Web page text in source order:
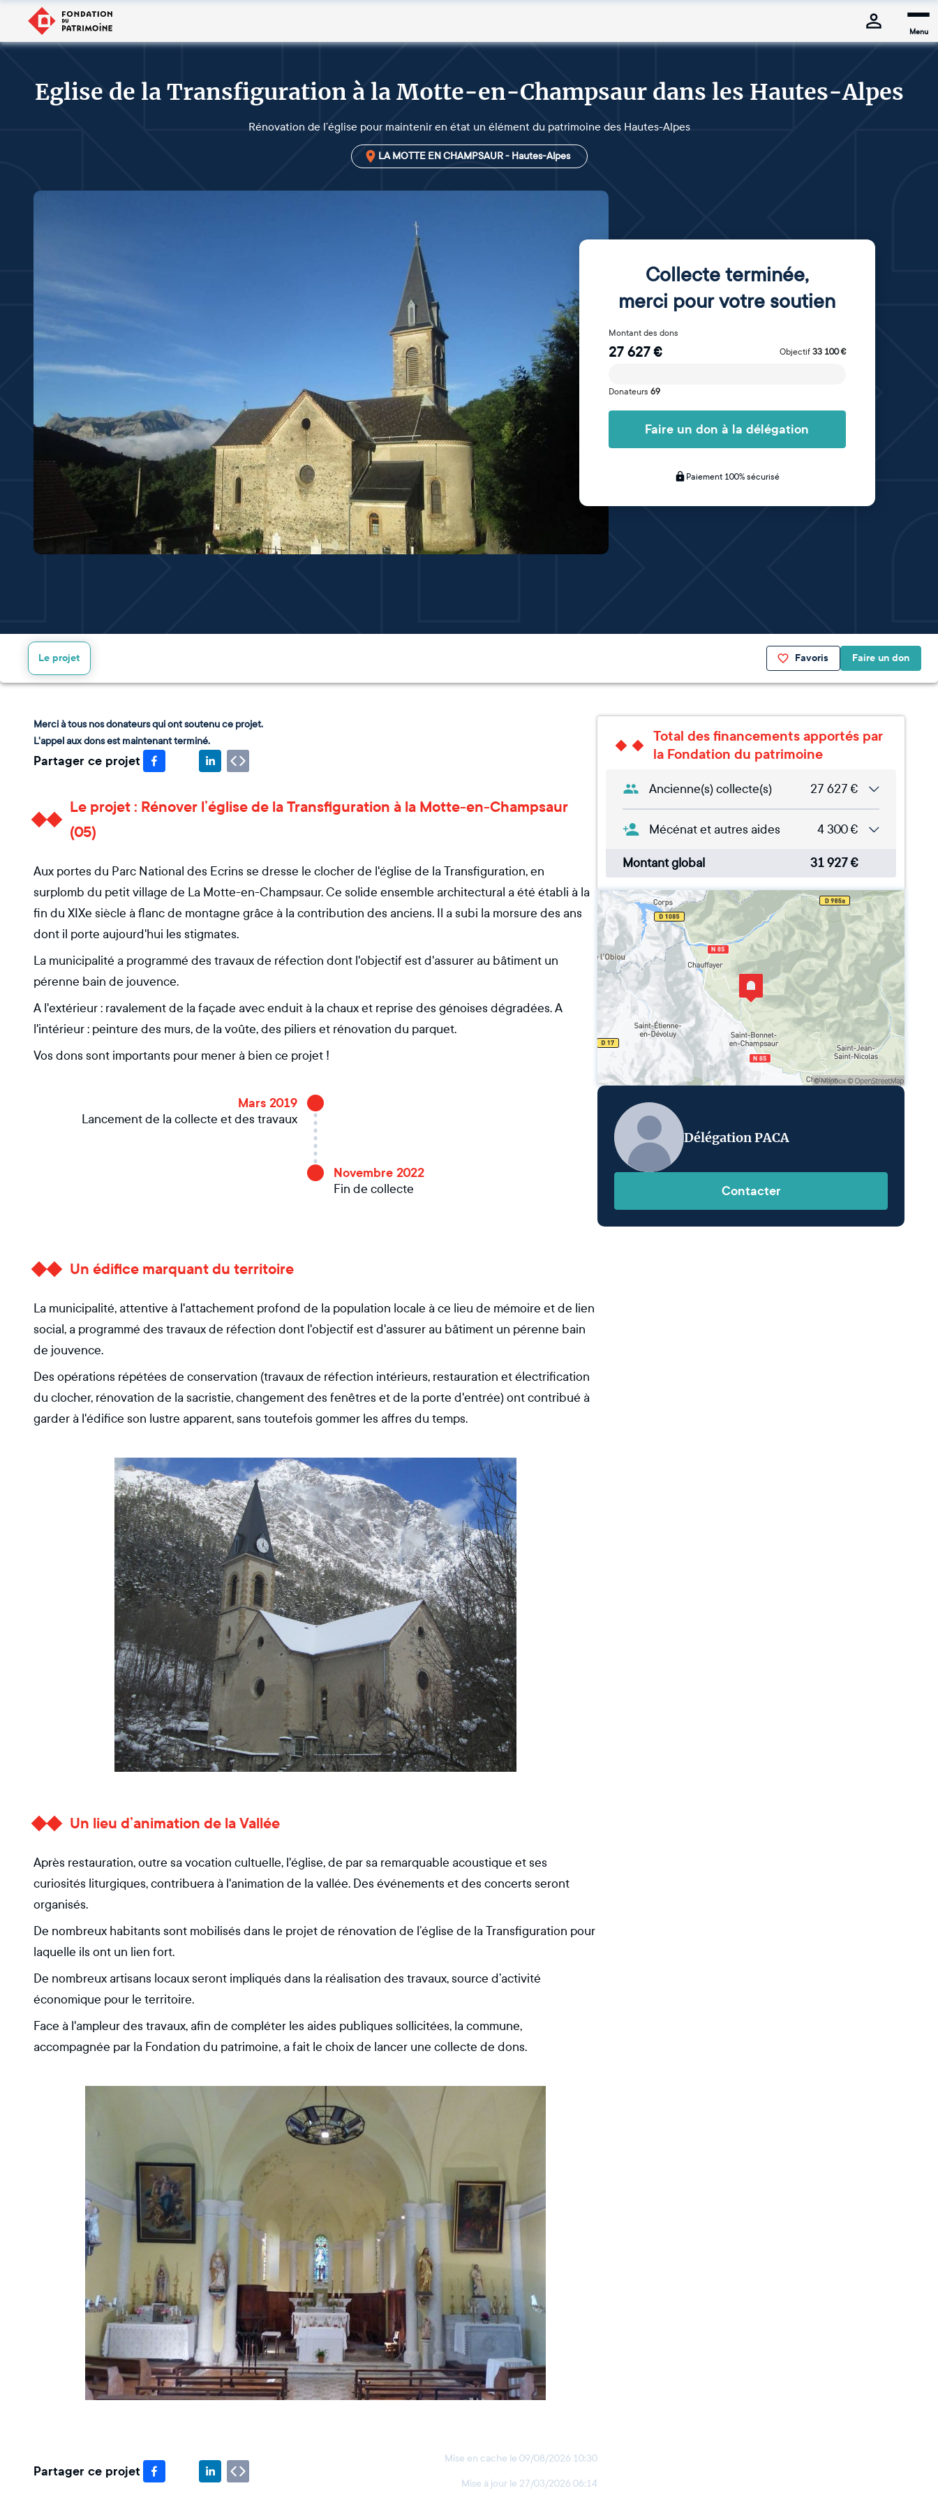
Menu
Eglise de la Transfiguration à la Motte-en-Champsaur dans les Hautes-Alpes
Rénovation de l’église pour maintenir en état un élément du patrimoine des Hautes-Alpes
LA MOTTE EN CHAMPSAUR - Hautes-Alpes
Collecte terminée,
merci pour votre soutien
Montant des dons
27 627€ Objectif 33 100€
Donateurs 69
Faire un don à la délégation
Paiement 100% sécurisé
Favoris Faire un don
Le projet
Merci à tous nos donateurs qui ont soutenu ce projet.
L'appel aux dons est maintenant terminé.
Partager ce projet
Le projet : Rénover l’église de la Transfiguration à la Motte-en-Champsaur
(05)
Aux portes du Parc National des Ecrins se dresse le clocher de l'église de la Transfiguration, en
surplomb du petit village de La Motte-en-Champsaur. Ce solide ensemble architectural a été établi à la
fin du XIXe siècle à flanc de montagne grâce à la contribution des anciens. Il a subi la morsure des ans
dont il porte aujourd'hui les stigmates.
La municipalité a programmé des travaux de réfection dont l'objectif est d'assurer au bâtiment un
pérenne bain de jouvence.
A l'extérieur : ravalement de la façade avec enduit à la chaux et reprise des génoises dégradées. A
l'intérieur : peinture des murs, de la voûte, des piliers et rénovation du parquet.
Vos dons sont importants pour mener à bien ce projet !
Mars 2019
Lancement de la collecte et des travaux
Novembre 2022
Fin de collecte
Un édifice marquant du territoire
La municipalité, attentive à l'attachement profond de la population locale à ce lieu de mémoire et de lien
social, a programmé des travaux de réfection dont l'objectif est d'assurer au bâtiment un pérenne bain
de jouvence.
Des opérations répétées de conservation (travaux de réfection intérieurs, restauration et électrification
du clocher, rénovation de la sacristie, changement des fenêtres et de la porte d'entrée) ont contribué à
garder à l'édifice son lustre apparent, sans toutefois gommer les affres du temps.
Un lieu d’animation de la Vallée
Après restauration, outre sa vocation cultuelle, l'église, de par sa remarquable acoustique et ses
curiosités liturgiques, contribuera à l'animation de la vallée. Des événements et des concerts seront
organisés.
De nombreux habitants sont mobilisés dans le projet de rénovation de l’église de la Transfiguration pour
laquelle ils ont un lien fort.
De nombreux artisans locaux seront impliqués dans la réalisation des travaux, source d’activité
économique pour le territoire.
Face à l'ampleur des travaux, afin de compléter les aides publiques sollicitées, la commune,
accompagnée par la Fondation du patrimoine, a fait le choix de lancer une collecte de dons.
Partager ce projet
Mise en cache le 09/08/2026 10:30
Mise à jour le 27/03/2026 06:14
Total des financements apportés par
la Fondation du patrimoine
Ancienne(s) collecte(s) 27 627 €
Mécénat et autres aides 4 300€
Montant global 31 927€
Délégation PACA
Contacter